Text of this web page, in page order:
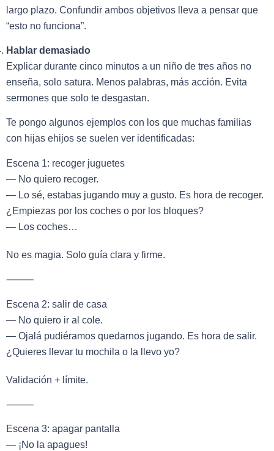
largo plazo. Confundir ambos objetivos lleva a pensar que
“esto no funciona”.
Hablar demasiado
Explicar durante cinco minutos a un niño de tres años no
enseña, solo satura. Menos palabras, más acción. Evita
sermones que solo te desgastan.
Te pongo algunos ejemplos con los que muchas familias
con hijas ehijos se suelen ver identificadas:
Escena 1: recoger juguetes
— No quiero recoger.
— Lo sé, estabas jugando muy a gusto. Es hora de recoger.
¿Empiezas por los coches o por los bloques?
— Los coches…
No es magia. Solo guía clara y firme.
⸻
Escena 2: salir de casa
— No quiero ir al cole.
— Ojalá pudiéramos quedarnos jugando. Es hora de salir.
¿Quieres llevar tu mochila o la llevo yo?
Validación + límite.
⸻
Escena 3: apagar pantalla
— ¡No la apagues!